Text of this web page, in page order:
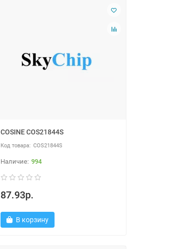
COSINE COS21844S
COS21844S
994
87.93р.
В корзину